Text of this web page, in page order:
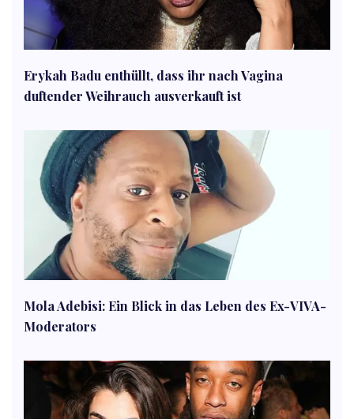
Erykah Badu enthüllt, dass ihr nach Vagina
duftender Weihrauch ausverkauft ist
Mola Adebisi: Ein Blick in das Leben des Ex-VIVA-
Moderators